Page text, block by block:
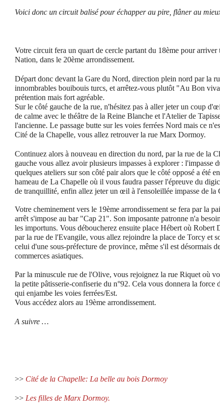
Voici donc un circuit balisé pour échapper au pire, flâner au
Votre circuit fera un quart de cercle partant du 18ème pour arriver
Nation, dans le 20ème arrondissement.
Départ donc devant la Gare du Nord, direction plein nord par la
innombrables bouibouis turcs, et arrêtez-vous plutôt "Au Bon
prétention mais fort agréable.
Sur le côté gauche de la rue, n'hésitez pas à aller jeter un coup
de calme avec le théâtre de la Reine Blanche et l'Atelier de
l'ancienne. Le passage butte sur les voies ferrées Nord mais ce
Cité de la Chapelle, vous allez retrouver la rue Marx Dormoy.
Continuez alors à nouveau en direction du nord, par la rue de la
gauche vous allez avoir plusieurs impasses à explorer : l'impasse
quelques ateliers sur son côté pair alors que le côté opposé a été
hameau de La Chapelle où il vous faudra passer l'épreuve du
de tranquillité, enfin allez jeter un œil à l'ensoleillée impasse de la
Votre cheminement vers le 19ème arrondissement se fera par la
arrêt s'impose au bar "Cap 21". Son imposante patronne n'a
les importuns. Vous déboucherez ensuite place Hébert où Robert
par la rue de l'Evangile, vous allez rejoindre la place de Torcy et
celui d'une sous-préfecture de province, même s'il est désormais
commerces asiatiques.
Par la minuscule rue de l'Olive, vous rejoignez la rue Riquet où
la petite pâtisserie-confiserie du n°92. Cela vous donnera la force
qui enjambe les voies ferrées/Est.
Vous accédez alors au 19ème arrondissement.
A suivre …
>> Cité de la Chapelle: La belle au bois Dormoy
>> Les filles de Marx Dormoy.